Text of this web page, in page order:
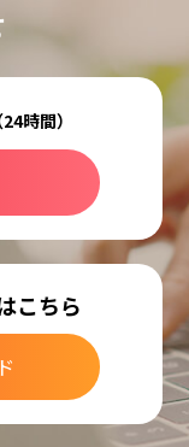
24時間）
こちら